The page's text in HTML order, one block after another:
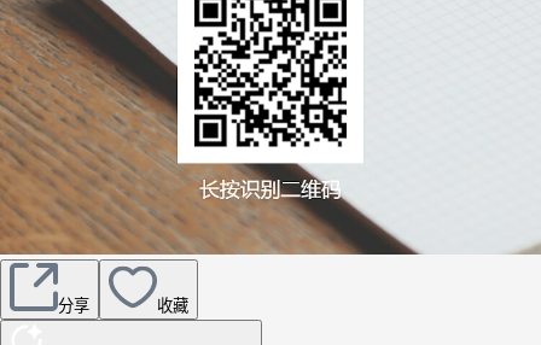
分享 收藏